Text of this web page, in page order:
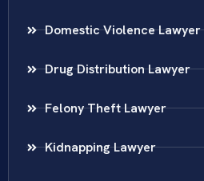
Domestic Violence Lawyer
Drug Distribution Lawyer
Felony Theft Lawyer
Kidnapping Lawyer